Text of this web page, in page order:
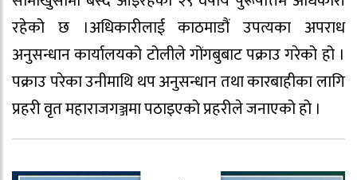
रहेको छ ।अधिकारीलाई काठमाडौं उपत्यका अपराध
अनुसन्धान कार्यालयको टोलीले गोंगबुबाट पक्राउ गरेको हो ।
पक्राउ परेका उनीमाथि थप अनुसन्धान तथा कारबाहीका लागि
प्रहरी वृत महाराजगञ्जमा पठाइएको प्रहरीले जनाएको हो ।